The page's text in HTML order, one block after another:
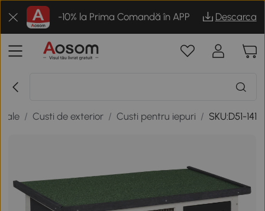
-10% la Prima Comandă în APP Descarca
/ Custi de exterior / Custi pentru iepuri / SKU:D51-141